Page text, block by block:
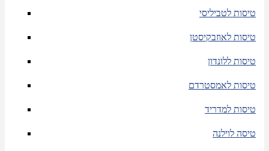
טיסות לטביליסי
טיסות לאוזבקיסטן
טיסות ללונדון
טיסות לאמסטרדם
טיסות למדריד
טיסה לוילנה